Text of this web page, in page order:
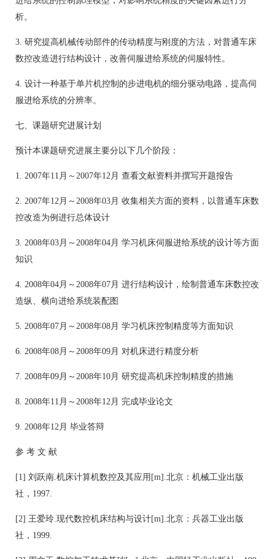
析。
3. 研究提高机械传动部件的传动精度与刚度的方法，对普通车床
数控改造进行结构设计，改善伺服进给系统的伺服特性。
4. 设计一种基于单片机控制的步进电机的细分驱动电路，提高伺
服进给系统的分辨率。
七、课题研究进展计划
预计本课题研究进展主要分以下几个阶段：
1. 2007年11月～2007年12月 查看文献资料并撰写开题报告
2. 2007年12月～2008年03月 收集相关方面的资料，以普通车床数
控改造为例进行总体设计
3. 2008年03月～2008年04月 学习机床伺服进给系统的设计等方面
知识
4. 2008年04月～2008年07月 进行结构设计，绘制普通车床数控改
造纵、横向进给系统装配图
5. 2008年07月～2008年08月 学习机床控制精度等方面知识
6. 2008年08月～2008年09月 对机床进行精度分析
7. 2008年09月～2008年10月 研究提高机床控制精度的措施
8. 2008年11月～2008年12月 完成毕业论文
9. 2008年12月 毕业答辩
参 考 文 献
[1] 刘跃南.机床计算机数控及其应用[m].北京：机械工业出版
社，1997.
[2] 王爱玲.现代数控机床结构与设计[m].北京：兵器工业出版
社，1999.